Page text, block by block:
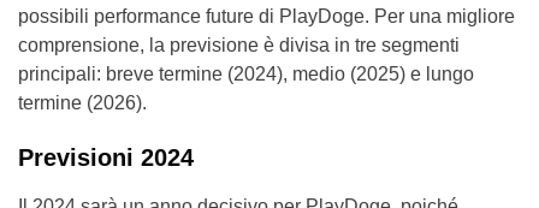
possibili performance future di PlayDoge. Per una migliore
comprensione, la previsione è divisa in tre segmenti
principali: breve termine (2024), medio (2025) e lungo
termine (2026).
Previsioni 2024